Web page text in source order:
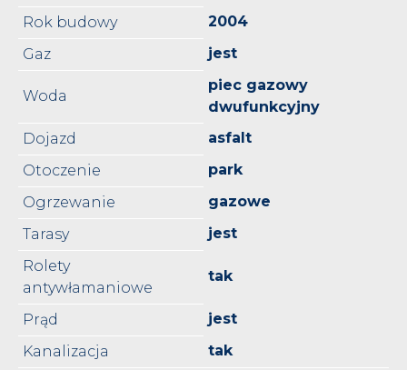
Rok budowy
2004
Gaz
jest
Woda
piec gazowy
dwufunkcyjny
Dojazd
asfalt
Otoczenie
park
Ogrzewanie
gazowe
Tarasy
jest
Rolety
antywłamaniowe
tak
Prąd
jest
Kanalizacja
tak